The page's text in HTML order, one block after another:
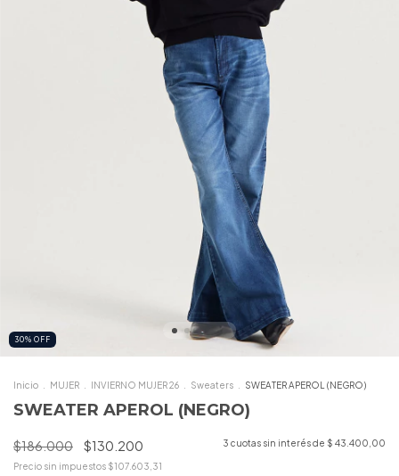
30% OFF
Inicio MUJER INVIERNO MUJER 26 Sweaters SWEATER APEROL (NEGRO)
SWEATER APEROL (NEGRO)
$186.000 $130.200 3 cuotas sin interés de $ 43.400,00
Precio sin impuestos $107.603,31